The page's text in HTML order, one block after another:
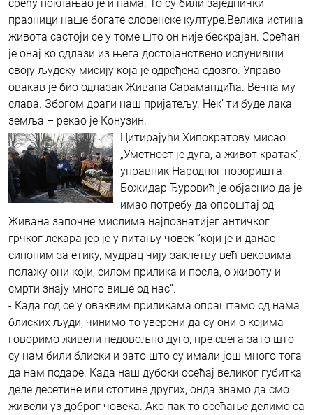
срећу поклањао је и нама. То су били заједнички
празници наше богате словенске културе.Велика истина
живота састоји се у томе што он није бескрајан. Срећан
је онај ко одлази из њега достојанствено испунивши
своју људску мисију која је одређена одозго. Управо
овакав је био одлазак Живана Сарамандића. Вечна му
слава. Збогом драги наш пријатељу. Нек’ ти буде лака
земља – рекао је Конузин.
Цитирајући Хипократову мисао
„Уметност је дуга, а живот кратак”,
управник Народног позоришта
Божидар Ђуровић је објаснио да је
имао потребу да опроштај од
Живана започне мислима најпознатијег античког
грчког лекара јер је у питању човек “који је и данас
синоним за етику, мудрац чију заклетву већ вековима
полажу они који, силом прилика и посла, о животу и
смрти знају много више од нас”.
- Када год се у оваквим приликама опраштамо од нама
блиских људи, чинимо то уверени да су они о којима
говоримо живели недовољно дуго, пре свега зато што
су нам били блиски и зато што су имали још много тога
да нам подаре. Када наш дубоки осећај великог губитка
деле десетине или стотине других, онда знамо да смо
живели уз доброг човека. Ако пак то осећање делимо са